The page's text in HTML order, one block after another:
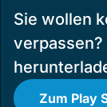
Sie wollen
Zum Play